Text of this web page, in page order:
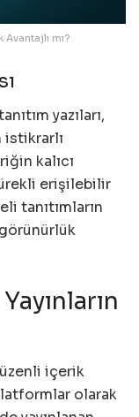
Avantajlı mı?
yazıları,
istikrarlı
kalıcı
erişilebilir
tanıtımların
içerik
olarak